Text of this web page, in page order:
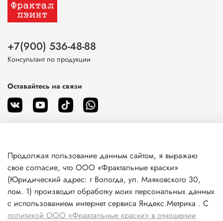
О магазине
Клиентам
+7(900) 536-48-88
Консультант по продукции
Оставайтесь на связи
Продолжая пользование данным сайтом, я выражаю
свое согласие, что ООО «Фрактальные краски»
(Юридический адрес: г Вологда, ул. Маяковского 30,
пом. 1) производит обработку моих персональных данных
с использованием интернет сервиса Яндекс.Метрика . С
политикой ООО «Фрактальные краски» в отношении